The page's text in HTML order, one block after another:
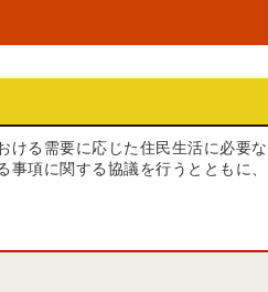
る需要に応じた住民生活に必要
項に関する協議を行うとともに